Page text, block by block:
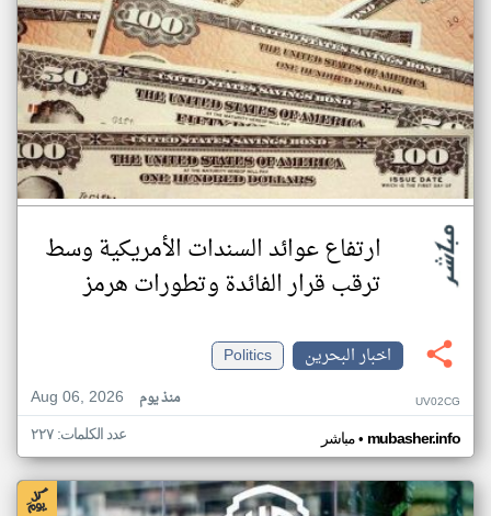
ارتفاع عوائد السندات الأمريكية وسط
ترقب قرار الفائدة وتطورات هرمز
اخبار البحرين
Politics
Aug 06, 2026
منذ يوم UV02CG
مباشر• mubasher.info عدد الكلمات: ٢٢٧